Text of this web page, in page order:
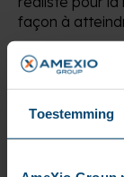
Toestemming
façon à
7. La
négligée
Par définition,
les projets